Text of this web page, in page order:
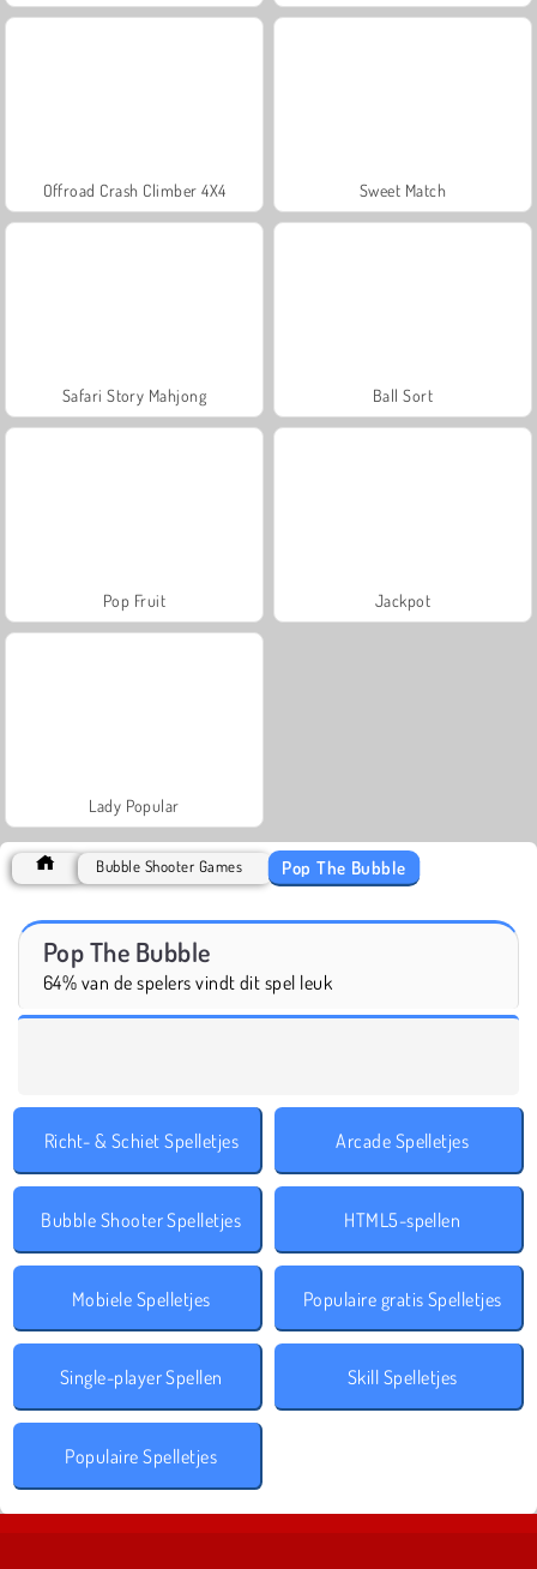
Offroad Crash Climber 4X4 Sweet Match
Safari Story Mahjong Ball Sort
Pop Fruit Jackpot
Lady Popular
Bubble Shooter Games Pop The Bubble
Pop The Bubble
64% van de spelers vindt dit spel leuk
Richt- & Schiet Spelletjes Arcade Spelletjes
Bubble Shooter Spelletjes HTML5-spellen
Mobiele Spelletjes Populaire gratis Spelletjes
Single-player Spellen Skill Spelletjes
Populaire Spelletjes